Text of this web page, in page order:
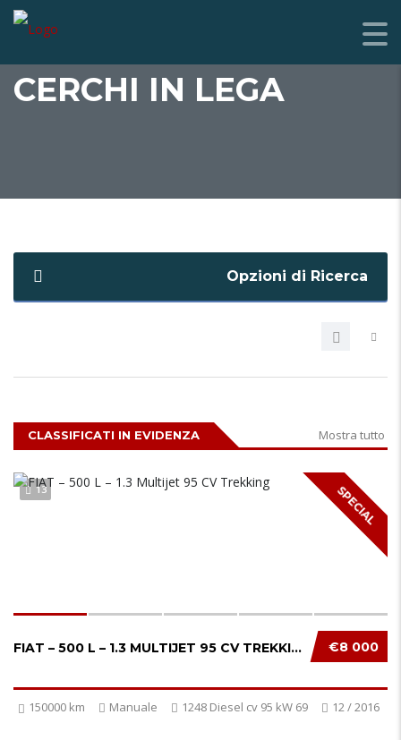
CERCHI IN LEGA
Opzioni di Ricerca
CLASSIFICATI IN EVIDENZA Mostra tutto
SPECIAL
13
€8 000
FIAT – 500 L – 1.3 MULTIJET 95 CV TREKKING...
150000 km Manuale 1248 Diesel cv 95 kW 69 12 / 2016